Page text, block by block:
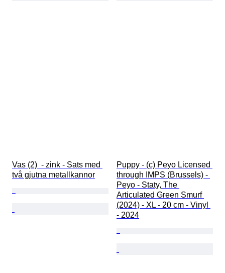
Vas (2)  - zink - Sats med
två gjutna metallkannor
Puppy - (c) Peyo Licensed
through IMPS (Brussels) -
Peyo - Staty, The
Articulated Green Smurf
(2024) - XL - 20 cm - Vinyl
- 2024